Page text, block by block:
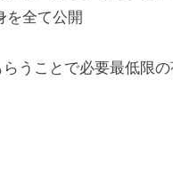
を全て公開
うことで必要最低限